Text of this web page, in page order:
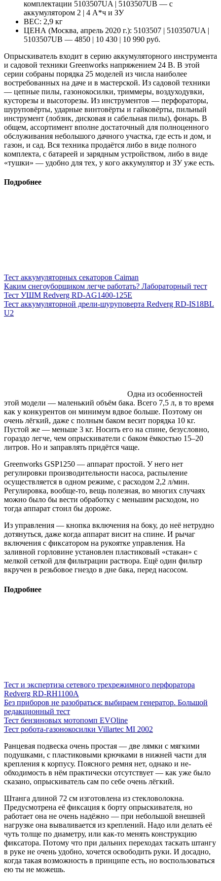
комплектации 5103507UA | 5103507UB — с
аккумулятором 2 | 4 А*ч и ЗУ
ВЕС: 2,9 кг
ЦЕНА (Москва, апрель 2020 г.): 5103507 | 5103507UA |
5103507UB — 4850 | 10 430 | 10 990 руб.
Опрыскиватель входит в серию аккуму­ляторного инструмента
и садовой техники Greenworks напряжением 24 В. В этой
серии собраны порядка 25 моделей из числа наибо­лее
востребованных на даче и в мастерской. Из садовой техники
— цепные пилы, газоно­косилки, триммеры, воздуходувки,
кусторезы и высоторезы. Из инструментов — перфо­раторы,
шуруповёрты, ударные винтовёрты и гайковёрты, пильный
инструмент (лобзик, дисковая и сабельная пилы), фонарь. В
об­щем, ассортимент вполне достаточный для полноценного
обслуживания небольшого дачного участка, где есть и дом, и
газон, и сад. Вся техника продаётся либо в виде полного
комплекта, с батареей и зарядным устрой­ством, либо в виде
«тушки» — удобно для тех, у кого аккумулятор и ЗУ уже есть.
Подробнее
Тест аккумуляторных секаторов Caiman
Каким снегоуборщиком легче работать? Лабораторный тест
Тест УШМ Redverg RD-AG1400-125E
Тест аккумуляторной дрели-шуруповерта Redverg RD-IS18BL
U2
Одна из особенностей
этой модели — маленький объём бака. Всего 7,5 л, в то время
как у конкурентов он минимум вдвое больше. Поэтому он
очень лёгкий, даже с полным баком весит порядка 10 кг.
Пустой же — меньше 3 кг. Носить его на спине, безусловно,
гораздо легче, чем опрыскиватели с баком ёмкостью 15–20
литров. Но и заправлять придётся чаще.
Greenworks GSP1250 — аппарат простой. У него нет
регулировки производительности насоса, распыление
осуществляется в одном режиме, с расходом 2,2 л/мин.
Регулировка, вообще-то, вещь полезная, во многих случаях
можно было бы вести обработку с меньшим расходом, но
тогда аппарат стоил бы дороже.
Из управления — кнопка включения на боку, до неё нетрудно
дотянуться, даже когда аппарат висит на спине. И рычаг
вклю­чения с фиксатором на рукоятке управления. На
заливной горловине установлен пласти­ковый «стакан» с
мелкой сеткой для филь­трации раствора. Ещё один фильтр
вкручен в резьбовое гнездо в дне бака, перед насосом.
Подробнее
Тест и экспертиза сетевого трехрежимного перфоратора
Redverg RD-RH1100A
Без приборов не разобраться: выбираем генератор. Большой
редакционный тест
Тест бензиновых мотопомп EVOline
Тест робота-газонокосилки Villartec MI 2002
Ранцевая подвеска очень простая — две лямки с мягкими
подушками, с пластиковы­ми крючками в нижней части для
крепления к корпусу. Поясного ремня нет, однако и не­
обходимость в нём практически отсутству­ет — как уже было
сказано, опрыскиватель сам по себе очень лёгкий.
Штанга длиной 72 см изготовлена из сте­кловолокна.
Предусмотрена её фиксация к борту опрыскивателя, но
работает она не очень надёжно — при небольшой внеш­ней
нагрузке она вываливается из креплений. Надо или делать её
чуть толще по диаметру, или как-то менять конструкцию
фиксатора. Потому что при дальних переходах таскать штангу
в руке не очень удобно, хочется осво­бодить руки. И досадно,
когда такая возмож­ность в принципе есть, но воспользоваться
ею ты не можешь.